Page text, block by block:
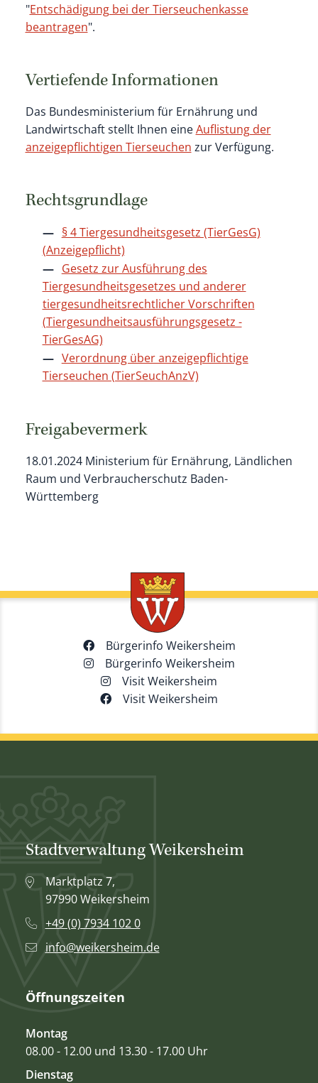
"Entschädigung bei der Tierseuchenkasse
beantragen".
Vertiefende Informationen
Das Bundesministerium für Ernährung und
Landwirtschaft stellt Ihnen eineAuflistung der
anzeigepflichtigen Tierseuchen zur Verfügung.
Rechtsgrundlage
§ 4 Tiergesundheitsgesetz (TierGesG)
(Anzeigepflicht)
Gesetz zur Ausführung des
Tiergesundheitsgesetzes und anderer
tiergesundheitsrechtlicher Vorschriften
(Tiergesundheitsausführungsgesetz -
TierGesAG)
Verordnung über anzeigepflichtige
Tierseuchen (TierSeuchAnzV)
Freigabevermerk
18.01.2024 Ministerium für Ernährung, Ländlichen
Raum und Verbraucherschutz Baden-
Württemberg
Bürgerinfo Weikersheim
Bürgerinfo Weikersheim
Visit Weikersheim
Visit Weikersheim
Stadtverwaltung Weikersheim
Marktplatz 7,
97990 Weikersheim
+49 (0) 7934 102 0
info@weikersheim.de
Öffnungszeiten
Montag
08.00 - 12.00 und 13.30 - 17.00 Uhr
Dienstag